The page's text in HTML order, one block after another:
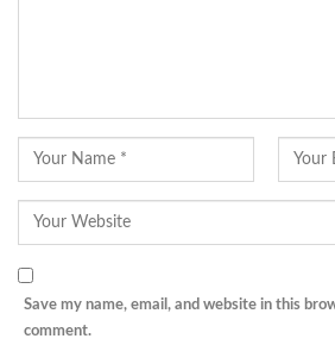
Save my name, email, and website in this
comment.